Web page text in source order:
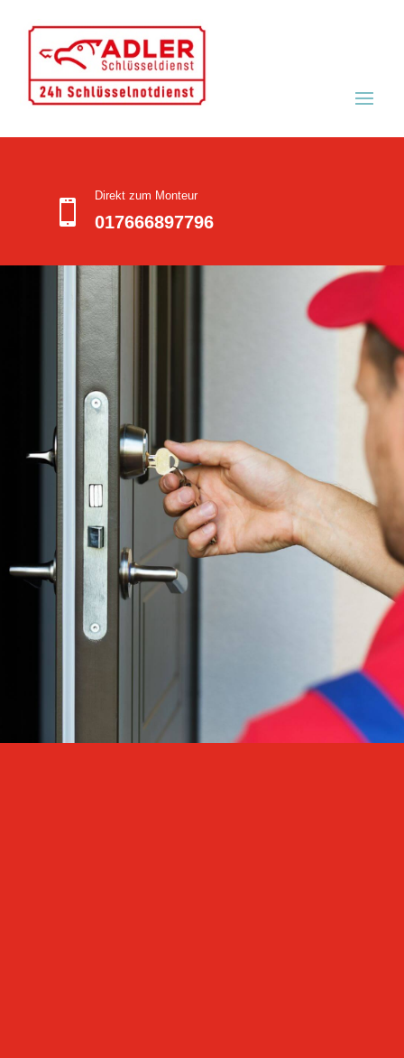

Direkt zum Monteur
017666897796
Schlüsseldienst Leonberg
Schlüsseldienst Leonberg ohne Anfahrtskosten
zum Festpreis!
Der Schlüsseldienst Leonberg ist ein mobiler
Schlüsseldienst. Wir fahren alle Ortsteile in Leonberg ohne
Anfahrtskosten an.